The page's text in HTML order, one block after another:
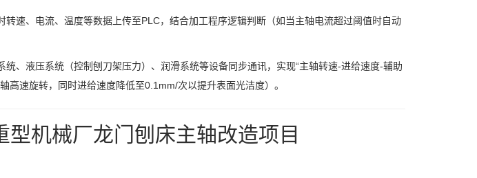
转速、电流、温度等数据上传至PLC，结合加工程序逻辑判断（如当主轴电流超过阈值时自动
统、液压系统（控制刨刀架压力）、润滑系统等设备同步通讯，实现“主轴转速-进给速度-辅助
高速旋转，同时进给速度降低至0.1mm/次以提升表面光洁度）。
型机械厂龙门刨床主轴改造项目